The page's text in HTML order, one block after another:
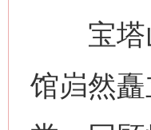
宝塔山
馆岿然